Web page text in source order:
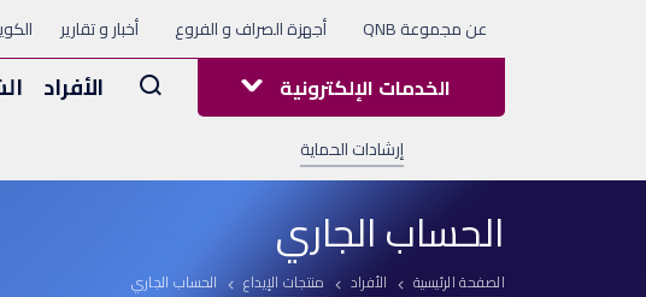
عن مجموعة QNB أجهزة الصراف و الفروع أخبار و تقارير
الأفراد Arama الخدمات الإلكترونية
إرشادات الحماية
الحساب الجاري
الصفحة الرئيسية الأفراد منتجات الإيداع الحساب الجاري